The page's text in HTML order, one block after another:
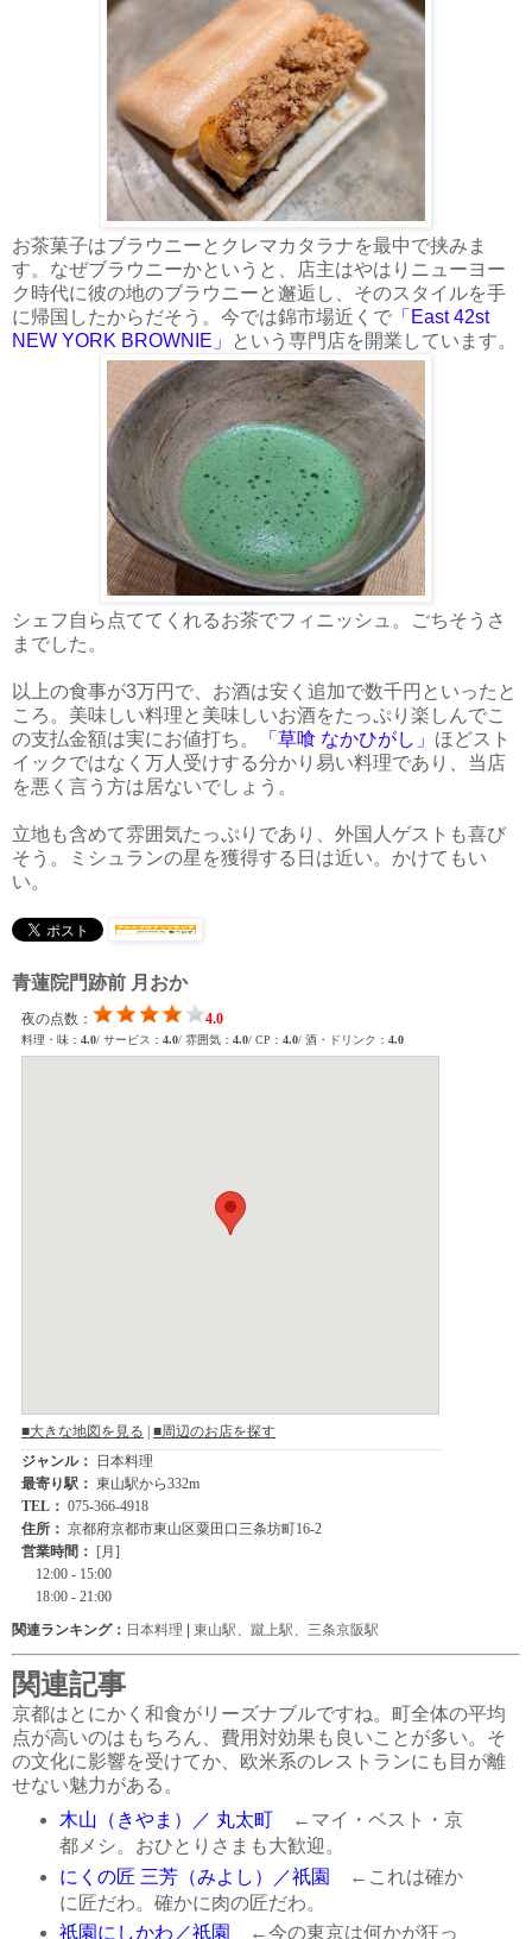
お茶菓子はブラウニーとクレマカタラナを最中で挟みま
す。なぜブラウニーかというと、店主はやはりニューヨー
ク時代に彼の地のブラウニーと邂逅し、そのスタイルを手
に帰国したからだそう。今では錦市場近くで 「East 42st
NEW YORK BROWNIE」
という専門店を開業しています。
シェフ自ら点ててくれるお茶でフィニッシュ。ごちそうさ
までした。
以上の食事が3万円で、お酒は安く追加で数千円といったと
ころ。美味しい料理と美味しいお酒をたっぷり楽しんでこ
の支払金額は実にお値打ち。
「草喰 なかひがし」 ほどスト
イックではなく万人受けする分かり易い料理であり、当店
を悪く言う方は居ないでしょう。
立地も含めて雰囲気たっぷりであり、外国人ゲストも喜び
そう。ミシュランの星を獲得する日は近い。かけてもい
い。
青蓮院門跡前 月おか
関連ランキング： 日本料理 | 東山駅 蹴上駅 三条京阪駅
関連記事
京都はとにかく和食がリーズナブルですね。町全体の平均
点が高いのはもちろん、費用対効果も良いことが多い。そ
の文化に影響を受けてか、欧米系のレストランにも目が離
せない魅力がある。
木山（きやま）／ 丸太町←マイ・ベスト・京
都メシ。おひとりさまも大歓迎。
にくの匠 三芳（みよし）／祇園
←これは確か
に匠だわ。確かに肉の匠だわ。
祇園にしかわ／祇園
←今の東京は何かが狂っ